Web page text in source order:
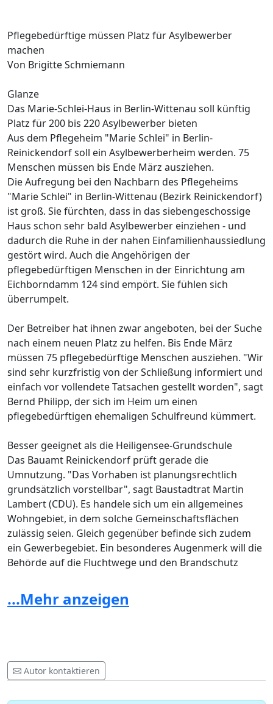
Pflegebedürftige müssen Platz für Asylbewerber
machen
Von Brigitte Schmiemann
Glanze
Das Marie-Schlei-Haus in Berlin-Wittenau soll künftig
Platz für 200 bis 220 Asylbewerber bieten
Aus dem Pflegeheim "Marie Schlei" in Berlin-
Reinickendorf soll ein Asylbewerberheim werden. 75
Menschen müssen bis Ende März ausziehen.
Die Aufregung bei den Nachbarn des Pflegeheims
"Marie Schlei" in Berlin-Wittenau (Bezirk Reinickendorf)
ist groß. Sie fürchten, dass in das siebengeschossige
Haus schon sehr bald Asylbewerber einziehen - und
dadurch die Ruhe in der nahen Einfamilienhaussiedlung
gestört wird. Auch die Angehörigen der
pflegebedürftigen Menschen in der Einrichtung am
Eichborndamm 124 sind empört. Sie fühlen sich
überrumpelt.
Der Betreiber hat ihnen zwar angeboten, bei der Suche
nach einem neuen Platz zu helfen. Bis Ende März
müssen 75 pflegebedürftige Menschen ausziehen. "Wir
sind sehr kurzfristig von der Schließung informiert und
einfach vor vollendete Tatsachen gestellt worden", sagt
Bernd Philipp, der sich im Heim um einen
pflegebedürftigen ehemaligen Schulfreund kümmert.
Besser geeignet als die Heiligensee-Grundschule
Das Bauamt Reinickendorf prüft gerade die
Umnutzung. "Das Vorhaben ist planungsrechtlich
grundsätzlich vorstellbar", sagt Baustadtrat Martin
Lambert (CDU). Es handele sich um ein allgemeines
Wohngebiet, in dem solche Gemeinschaftsflächen
zulässig seien. Gleich gegenüber befinde sich zudem
ein Gewerbegebiet. Ein besonderes Augenmerk will die
Behörde auf die Fluchtwege und den Brandschutz
Immerhin, so Lambert weiter, sei das Gebäude am
hat das Landesamt für Gesundheit und Soziales
(Lageso) dort seit Oktober vergangenen Jahres 50 bis
...Mehr anzeigen
Autor kontaktieren